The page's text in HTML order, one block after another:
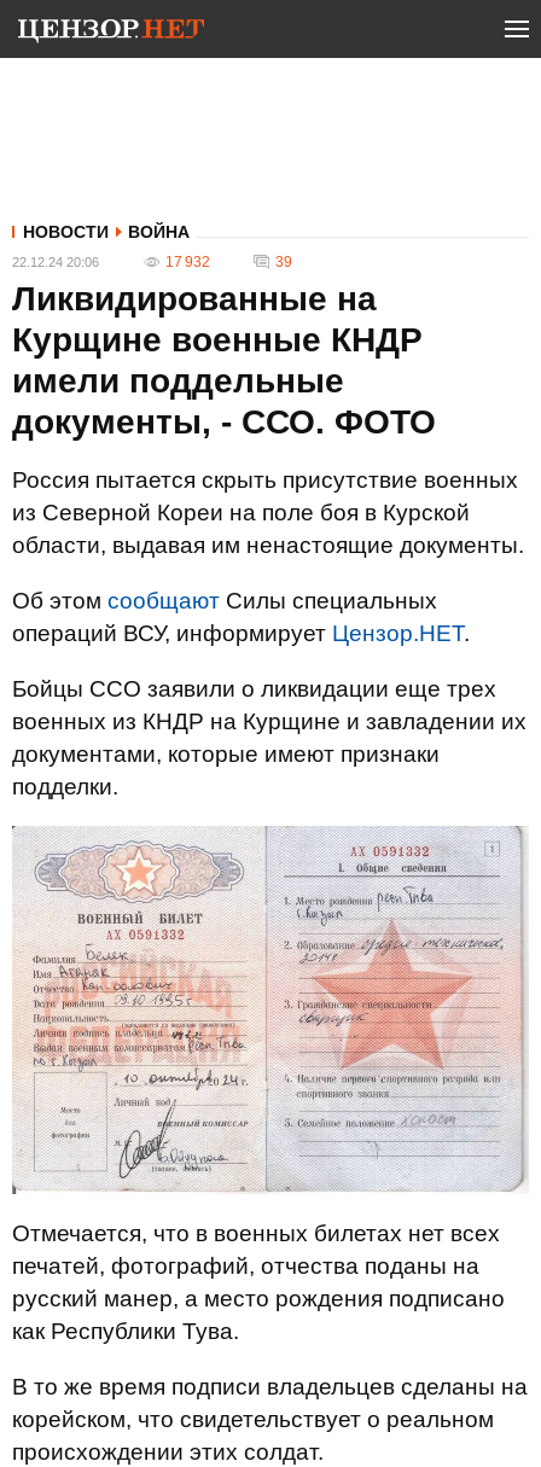
НОВОСТИ ВОЙНА
22.12.24 20:06 17 932 39
Ликвидированные на
Курщине военные КНДР
имели поддельные
документы, - ССО. ФОТО
Россия пытается скрыть присутствие военных
из Северной Кореи на поле боя в Курской
области, выдавая им ненастоящие документы.
Об этом сообщают Силы специальных
операций ВСУ, информирует Цензор.НЕТ.
Бойцы ССО заявили о ликвидации еще трех
военных из КНДР на Курщине и завладении их
документами, которые имеют признаки
подделки.
Отмечается, что в военных билетах нет всех
печатей, фотографий, отчества поданы на
русский манер, а место рождения подписано
как Республики Тува.
В то же время подписи владельцев сделаны на
корейском, что свидетельствует о реальном
происхождении этих солдат.